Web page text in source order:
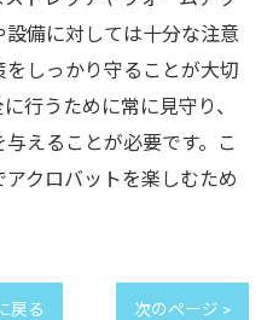
備に対しては十分な注意
しっかり守ることが大切
行うために常に見守り、
えることが必要です。こ
クロバットを楽しむため
戻る 次のページ >